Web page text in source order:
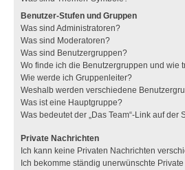
Benutzer-Stufen und Gruppen
Was sind Administratoren?
Was sind Moderatoren?
Was sind Benutzergruppen?
Wo finde ich die Benutzergruppen und wie
Wie werde ich Gruppenleiter?
Weshalb werden verschiedene
Was ist eine Hauptgruppe?
Was bedeutet der „Das Team“-Link auf der
Private Nachrichten
Ich kann keine Privaten Nachrichten
Ich bekomme ständig unerwünschte